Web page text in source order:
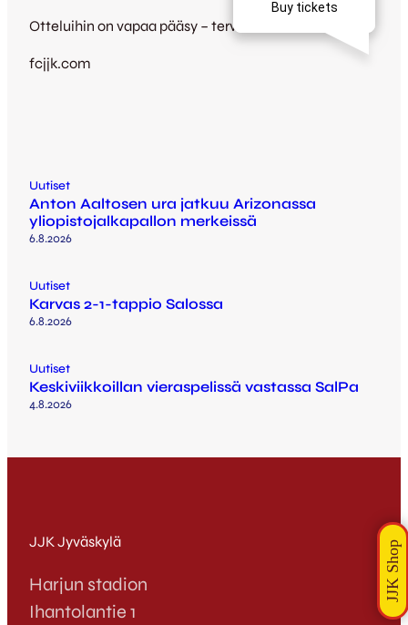
Otteluihin on vapaa pääsy – tervetuloa!
fcjjk.com
Uutiset
Anton Aaltosen ura jatkuu Arizonassa
yliopistojalkapallon merkeissä
6.8.2026
Uutiset
Karvas 2-1-tappio Salossa
6.8.2026
Uutiset
Keskiviikkoillan vieraspelissä vastassa SalPa
4.8.2026
JJK Jyväskylä
Harjun stadion
Ihantolantie 1